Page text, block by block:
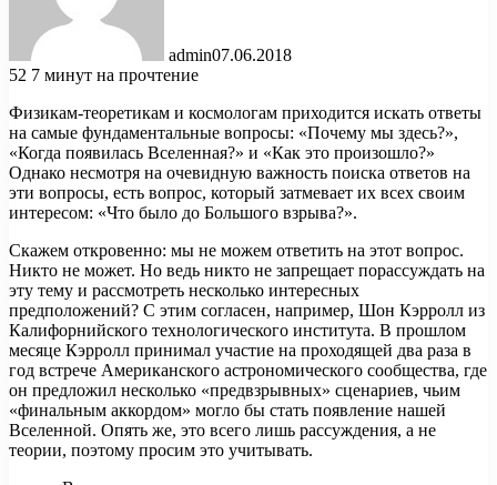
admin07.06.2018
52 7 минут на прочтение
Физикам-теоретикам и космологам приходится искать ответы
на самые фундаментальные вопросы: «Почему мы здесь?»,
«Когда появилась Вселенная?» и «Как это произошло?»
Однако несмотря на очевидную важность поиска ответов на
эти вопросы, есть вопрос, который затмевает их всех своим
интересом: «Что было до Большого взрыва?».
Скажем откровенно: мы не можем ответить на этот вопрос.
Никто не может. Но ведь никто не запрещает порассуждать на
эту тему и рассмотреть несколько интересных
предположений? С этим согласен, например, Шон Кэрролл из
Калифорнийского технологического института. В прошлом
месяце Кэрролл принимал участие на проходящей два раза в
год встрече Американского астрономического сообщества, где
он предложил несколько «предвзрывных» сценариев, чьим
«финальным аккордом» могло бы стать появление нашей
Вселенной. Опять же, это всего лишь рассуждения, а не
теории, поэтому просим это учитывать.